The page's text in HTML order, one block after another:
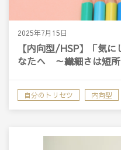
2025年7月15日
【内向型/HSP】「気
なたへ ～繊細さは短
自分のトリセツ 内向型